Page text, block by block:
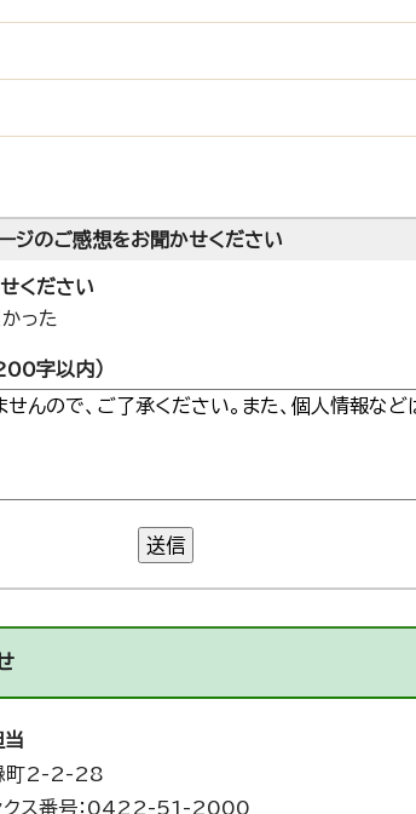
ジのご感想をお聞かせください
ください
った
字以内）
送信
当
町2-2-28
ス番号：0422-51-2000